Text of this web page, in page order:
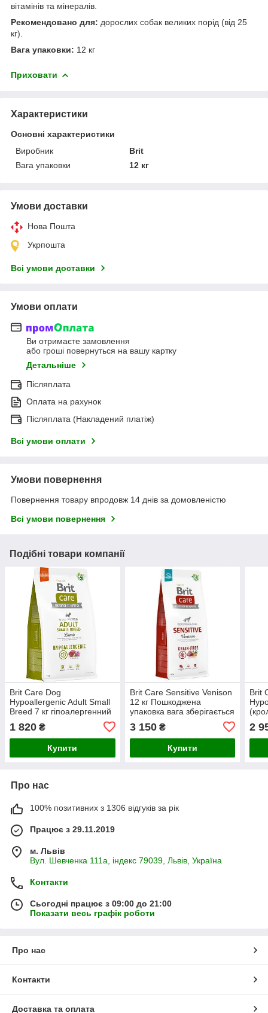
вітамінів та мінералів.
Рекомендовано для: дорослих собак великих порід (від 25
кг).
Вага упаковки: 12 кг
Приховати
Характеристики
Основні характеристики
Виробник
Brit
Вага упаковки
12 кг
Умови доставки
Нова Пошта
Укрпошта
Всі умови доставки
Умови оплати
Ви отримаєте замовлення
або гроші повернуться на вашу картку
Детальніше
Післяплата
Оплата на рахунок
Післяплата (Накладений платіж)
Всі умови оплати
Умови повернення
Повернення товару впродовж 14 днів за домовленістю
Всі умови повернення
Подібні товари компанії
Brit Care Dog
Hypoallergenic Adult Small
Breed 7 кг гіпоалергенний
для собак малих порід з
ягням
1 820 ₴
Купити
Brit Care Sensitive Venison
12 кг Пошкоджена
упаковка вага зберігається
3 150₴
Купити
Brit
2
Про нас
100% позитивних з 1306 відгуків за рік
Працює з 29.11.2019
м. Львів
Вул. Шевченка 111а, індекс 79039, Львів, Україна
Контакти
Сьогодні працює з 09:00 до 21:00
Показати весь графік роботи
Про нас
Контакти
Доставка та оплата